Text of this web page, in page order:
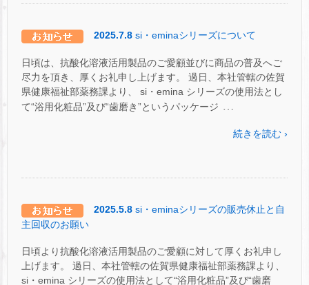
2025.7.8 si・eminaシリーズについて
日頃は、抗酸化溶液活用製品のご愛顧並びに商品の普及へご
尽力を頂き、厚くお礼申し上げます。 過日、本社管轄の佐賀
県健康福祉部薬務課より、 si・emina シリーズの使用法とし
て“浴用化粧品”及び“歯磨き”というパッケージ …
続きを読む ›
2025.5.8 si・eminaシリーズの販売休止と自
主回収のお願い
日頃より抗酸化溶液活用製品のご愛顧に対して厚くお礼申し
上げます。 過日、本社管轄の佐賀県健康福祉部薬務課より、
si・emina シリーズの使用法として“浴用化粧品”及び“歯磨